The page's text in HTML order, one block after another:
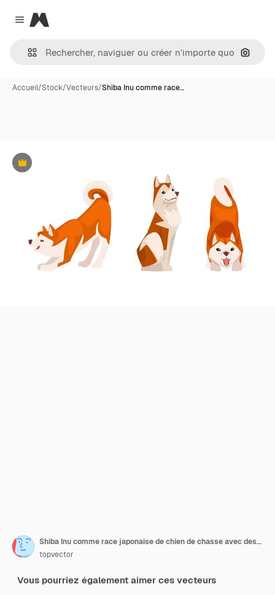
Close menu
Magnific
Accueil/Stock/Vecteurs/Shiba Inu comme race…
Premium
Shiba Inu comme race japonaise de chien de chasse avec des oreilles piquantes et une queue courbée dans le jeu vectoriel de posture assise
topvector
Vous pourriez également aimer ces vecteurs